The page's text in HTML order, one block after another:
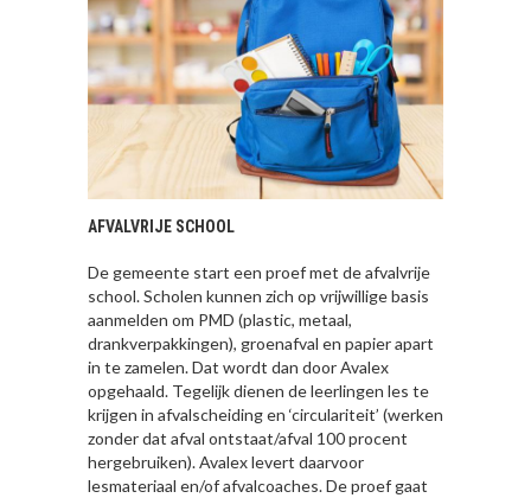
AFVALVRIJE SCHOOL
De gemeente start een proef met de afvalvrije
school. Scholen kunnen zich op vrijwillige basis
aanmelden om PMD (plastic, metaal,
drankverpakkingen), groenafval en papier apart
in te zamelen. Dat wordt dan door Avalex
opgehaald. Tegelijk dienen de leerlingen les te
krijgen in afvalscheiding en ‘circulariteit’ (werken
zonder dat afval ontstaat/afval 100 procent
hergebruiken). Avalex levert daarvoor
lesmateriaal en/of afvalcoaches. De proef gaat